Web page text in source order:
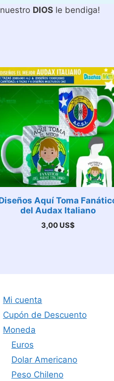
DIOSle bendiga!
Aquí Toma
del Audax Italiano
3,00 US$
Mi cuenta
Cupón de Descuento
Moneda
Euros
Dolar Americano
Peso Chileno